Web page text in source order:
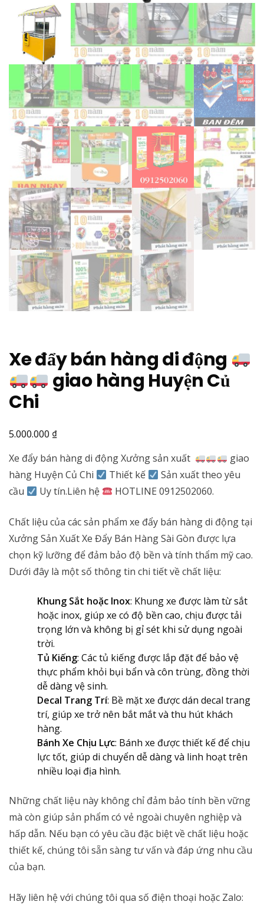
Xe đẩy bán hàng di động
giao hàng Huyện Củ
Chi
5.000.000 ₫
Xe đẩy bán hàng di động Xưởng sản xuất
giao
hàng Huyện Củ Chi
Thiết kế
Sản xuất theo yêu
cầu
Uy tín.Liên hệ HOTLINE 0912502060.
Chất liệu của các sản phẩm xe đẩy bán hàng di động tại
Xưởng Sản Xuất Xe Đẩy Bán Hàng Sài Gòn được lựa
chọn kỹ lưỡng để đảm bảo độ bền và tính thẩm mỹ cao.
Dưới đây là một số thông tin chi tiết về chất liệu:
Khung Sắt hoặc Inox: Khung xe được làm từ sắt
hoặc inox, giúp xe có độ bền cao, chịu được tải
trọng lớn và không bị gỉ sét khi sử dụng ngoài
trời.
Tủ Kiếng: Các tủ kiếng được lắp đặt để bảo vệ
thực phẩm khỏi bụi bẩn và côn trùng, đồng thời
dễ dàng vệ sinh.
Decal Trang Trí: Bề mặt xe được dán decal trang
trí, giúp xe trở nên bắt mắt và thu hút khách
hàng.
Bánh Xe Chịu Lực: Bánh xe được thiết kế để chịu
lực tốt, giúp di chuyển dễ dàng và linh hoạt trên
nhiều loại địa hình.
Những chất liệu này không chỉ đảm bảo tính bền vững
mà còn giúp sản phẩm có vẻ ngoài chuyên nghiệp và
hấp dẫn. Nếu bạn có yêu cầu đặc biệt về chất liệu hoặc
thiết kế, chúng tôi sẵn sàng tư vấn và đáp ứng nhu cầu
của bạn.
Hãy liên hệ với chúng tôi qua số điện thoại hoặc Zalo: